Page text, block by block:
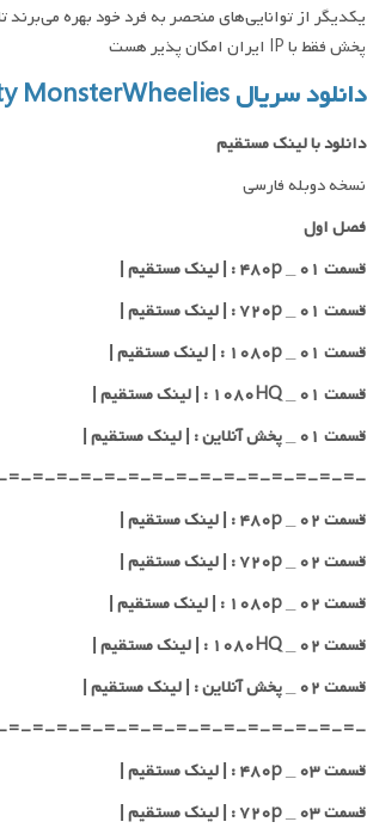
یکدیگر از توانایی‌های منحصر به فرد خود بهره می‌برند
پخش فقط با IP ایران امکان پذیر هست
دانلود سریال Mighty MonsterWheelies
دانلود با لینک مستقیم
نسخه دوبله فارسی
فصل اول
قسمت ۰۱ _ ۴۸۰p : | لینک مستقیم |
قسمت ۰۱ _ ۷۲۰p : | لینک مستقیم |
قسمت ۰۱ _ ۱۰۸۰p : | لینک مستقیم |
قسمت ۰۱ _ ۱۰۸۰HQ : | لینک مستقیم |
قسمت ۰۱ _ پخش آنلاین : | لینک مستقیم |
=-=-=-=-=-=-=-=-=-=-=-=-=-=-
قسمت ۰۲ _ ۴۸۰p : | لینک مستقیم |
قسمت ۰۲ _ ۷۲۰p : | لینک مستقیم |
قسمت ۰۲ _ ۱۰۸۰p : | لینک مستقیم |
قسمت ۰۲ _ ۱۰۸۰HQ : | لینک مستقیم |
قسمت ۰۲ _ پخش آنلاین : | لینک مستقیم |
=-=-=-=-=-=-=-=-=-=-=-=-=-=-
قسمت ۰۳ _ ۴۸۰p : | لینک مستقیم |
قسمت ۰۳ _ ۷۲۰p : | لینک مستقیم |